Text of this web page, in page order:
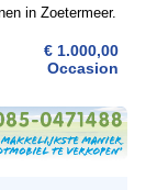
in Zoetermeer.
€ 1.000,00
Occasion